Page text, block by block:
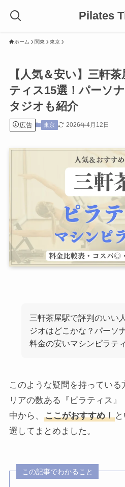
Pilates
ホーム 関東 東京
【人気＆安い】三軒
ティス15選！パーソ
タジオも紹介
広告 東京 2026年4月12日
三軒茶屋駅で評判のいい
ジオはどこかな？パーソ
料金の安いマシンピラテ
このような疑問を持ってい
リアの数ある『ピラティス
中から、
ここがおすすめ！と
選してまとめました。
この記事でわかること